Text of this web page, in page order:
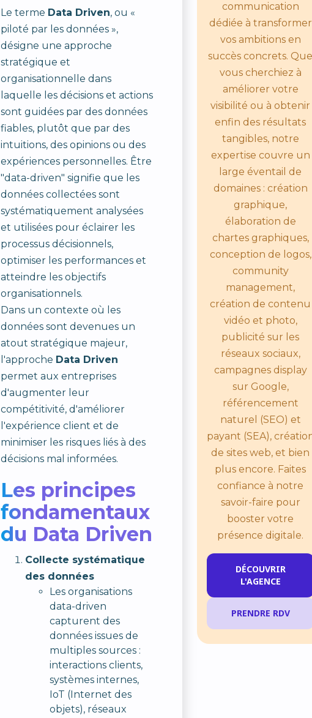
Le terme Data Driven, ou «
piloté par les données »,
désigne une approche
stratégique et
organisationnelle dans
laquelle les décisions et actions
sont guidées par des données
fiables, plutôt que par des
intuitions, des opinions ou des
expériences personnelles. Être
"data-driven" signifie que les
données collectées sont
systématiquement analysées
et utilisées pour éclairer les
processus décisionnels,
optimiser les performances et
atteindre les objectifs
organisationnels.
Dans un contexte où les
données sont devenues un
atout stratégique majeur,
l'approche Data Driven
permet aux entreprises
d'augmenter leur
compétitivité, d'améliorer
l'expérience client et de
minimiser les risques liés à des
décisions mal informées.
Les principes
fondamentaux
du Data Driven
Collecte systématique
des données
Les organisations
data-driven
capturent des
données issues de
multiples sources :
interactions clients,
systèmes internes,
IoT (Internet des
objets), réseaux
communication
dédiée à transformer
vos ambitions en
succès concrets.
vous cherchiez à
améliorer votre
visibilité ou à obtenir
enfin des résultats
tangibles, notre
expertise couvre un
large éventail de
domaines : création
graphique,
élaboration de
chartes graphiques,
conception de logos,
community
management,
création de contenu
vidéo et photo,
publicité sur les
réseaux sociaux,
campagnes display
sur Google,
référencement
naturel (SEO) et
payant (SEA),
de sites web, et bien
plus encore. Faites
confiance à notre
savoir-faire pour
booster votre
présence digitale.
DÉCOUVRIR
L'AGENCE
PRENDRE RDV